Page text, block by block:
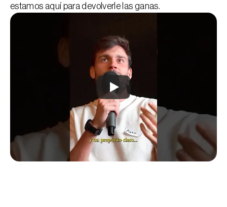
estamos aquí para devolverle las ganas.